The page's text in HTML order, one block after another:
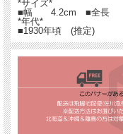
*サイズ*
■幅 4.2cm ■全長
*年代*
■1930年頃 (推定)